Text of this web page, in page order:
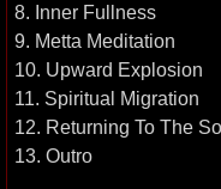
8. Inner Fullness
9. Metta Meditation
10. Upward Explosion
11. Spiritual Migration
12. Returning To The
13. Outro